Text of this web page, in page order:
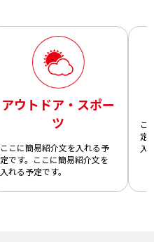
アウトドア・スポー
ツ
ここに簡易紹介文を入れる予
定です。ここに簡易紹介文を
入れる予定です。
こ
定
入